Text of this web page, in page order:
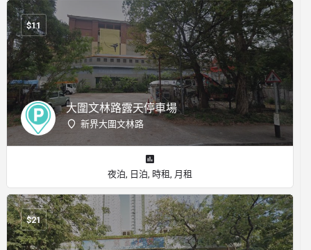
大圍文林路露天停車場
新界大圍文林路
$11
夜泊, 日泊, 時租, 月租
$21